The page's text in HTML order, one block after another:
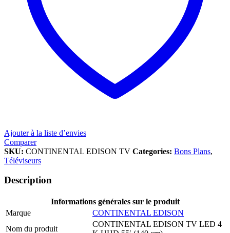
Ajouter à la liste d’envies
Comparer
SKU: CONTINENTAL EDISON TV Categories: Bons Plans,
Téléviseurs
Description
Informations générales sur le produit
Marque
CONTINENTAL EDISON
Nom du produit
CONTINENTAL EDISON TV LED 4